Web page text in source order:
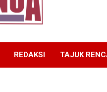
REDAKSI TAJUK